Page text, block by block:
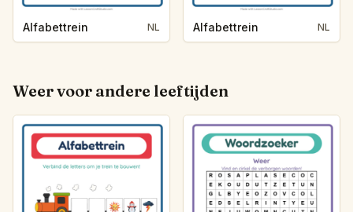
Alfabettrein NL Alfabettrein NL
Weer voor andere leeftijden